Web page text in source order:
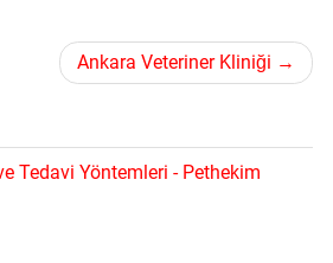
Ankara Veteriner Kliniği
Tedavi Yöntemleri - Pethekim